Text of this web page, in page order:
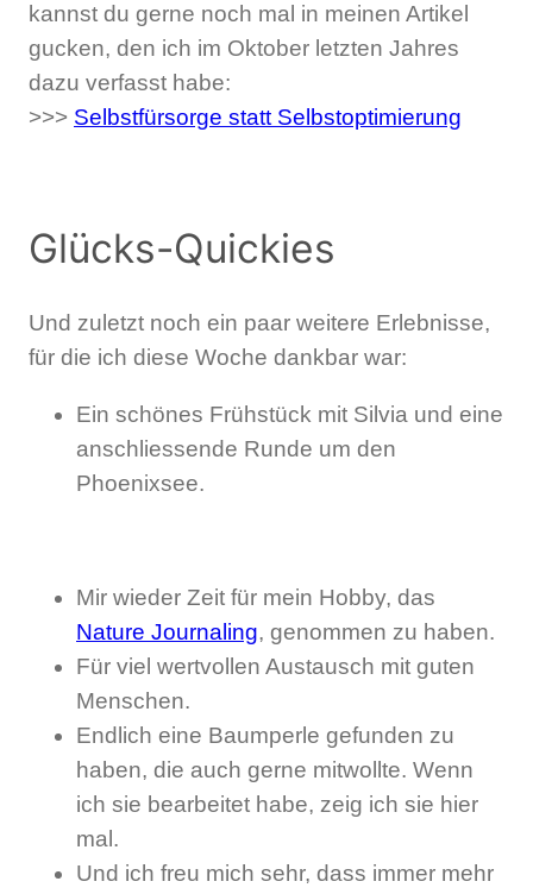
kannst du gerne noch mal in meinen Artikel
gucken, den ich im Oktober letzten Jahres
dazu verfasst habe:
>>> Selbstfürsorge statt Selbstoptimierung
Glücks-Quickies
Und zuletzt noch ein paar weitere Erlebnisse,
für die ich diese Woche dankbar war:
Ein schönes Frühstück mit Silvia und eine
anschliessende Runde um den
Phoenixsee.
Mir wieder Zeit für mein Hobby, das
Nature Journaling, genommen zu haben.
Für viel wertvollen Austausch mit guten
Menschen.
Endlich eine Baumperle gefunden zu
haben, die auch gerne mitwollte. Wenn
ich sie bearbeitet habe, zeig ich sie hier
mal.
Und ich freu mich sehr, dass immer mehr